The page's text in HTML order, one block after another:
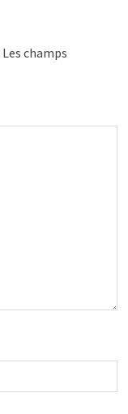
Les champs